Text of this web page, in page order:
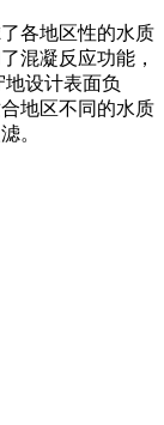
各地区性的水质
混凝反应功能，
设计表面负
地区不同的水质
。